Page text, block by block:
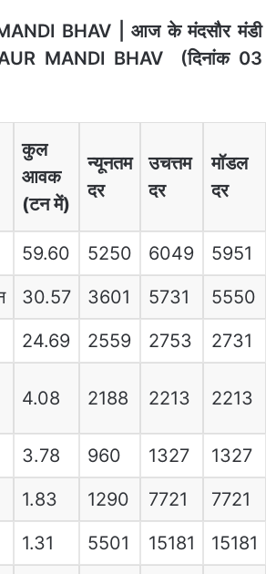
BHAV | आज के मंदसौर मंडी
MANDI BHAV
(दिनांक 03
कुल
आवक
(टन में)
न्यूनतम
दर
उचत्तम
दर
मॉडल
दर
59.60 5250 6049
5951
30.57 3601 5731
5550
24.69 2559 2753 2731
4.08 2188 2213 2213
3.78 960 1327
1327
1.83 1290 7721
7721
1.31 5501 15181
15181